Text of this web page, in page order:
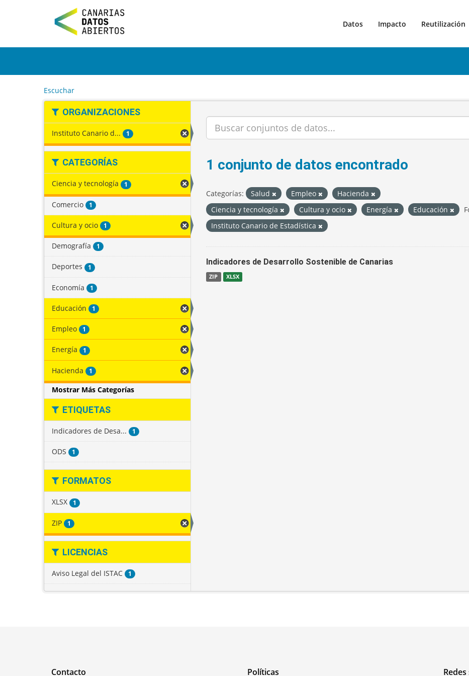
t
Datos Impacto Reutilización
Escuchar
ORGANIZACIONES
Instituto Canario d... 1
CATEGORÍAS
Ciencia y tecnología 1
Comercio 1
Cultura y ocio 1
Demografía 1
Deportes 1
Economía 1
Educación 1
Empleo 1
Energía 1
Hacienda 1
Mostrar Más Categorías
ETIQUETAS
Indicadores de Desa... 1
ODS 1
FORMATOS
XLSX 1
ZIP 1
LICENCIAS
Aviso Legal del ISTAC 1
1 conjunto de datos encontrado
Categorías: Salud Empleo
Hacienda
Ciencia y tecnología
Cultura y ocio Energía Educación
Instituto Canario de Estadística
Indicadores de Desarrollo Sostenible de Canarias
ZIP XLSX
Contacto Políticas